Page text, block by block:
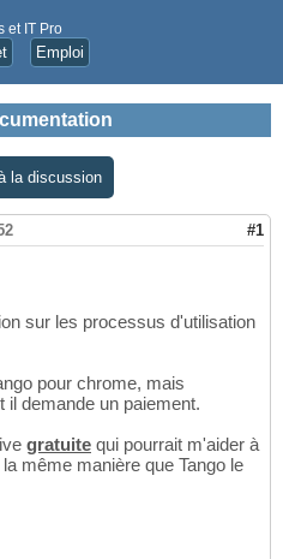
et IT Pro
Emploi
la discussion
#1
sur les processus d'utilisation
pour chrome, mais
demande un paiement.
gratuite qui pourrait m'aider à
même manière que Tango le